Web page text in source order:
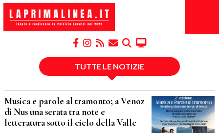
TUTTE LE NOTIZIE
Musica e parole al tramonto; a Venoz
di Nus una serata tra note e
letteratura sotto il cielo della Valle